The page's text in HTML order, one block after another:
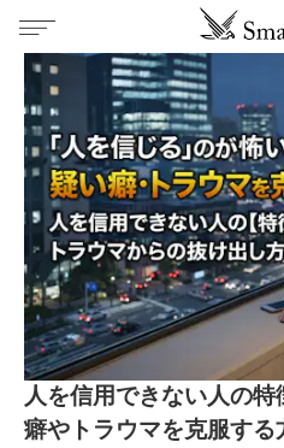
人を信用できない人の
癖やトラウマを克服する